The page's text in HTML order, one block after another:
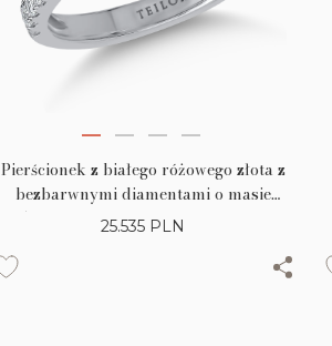
Pierścionek z białego różowego złota z
bezbarwnymi diamentami o masie
0.5ct i różowymi diamentami o masie
25.535 PLN